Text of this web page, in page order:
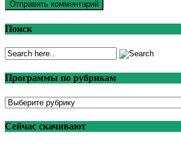
Поиск
Программы по рубрикам
Программы
рубрикам
Сейчас скачивают